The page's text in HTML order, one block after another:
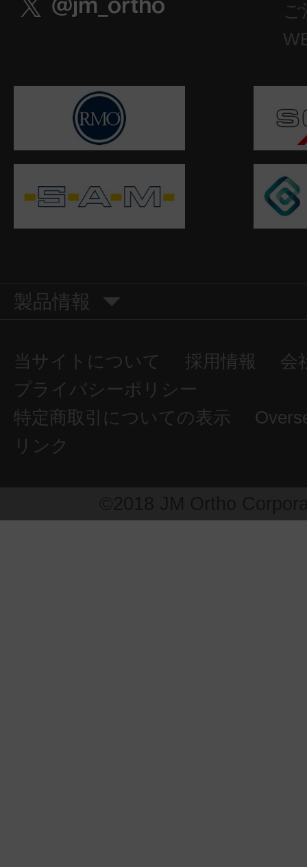
ご
製品情報
当サイトについて 採用情報
会
プライバシーポリシー
特定商取引についての表示
リンク